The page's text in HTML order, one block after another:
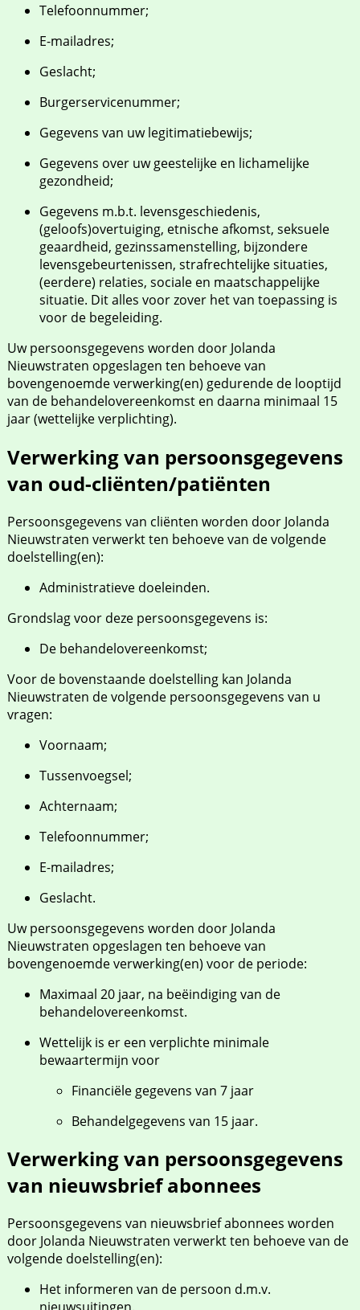
Telefoonnummer;
E-mailadres;
Geslacht;
Burgerservicenummer;
Gegevens van uw legitimatiebewijs;
Gegevens over uw geestelijke en lichamelijke
gezondheid;
Gegevens m.b.t. levensgeschiedenis,
(geloofs)overtuiging, etnische afkomst, seksuele
geaardheid, gezinssamenstelling, bijzondere
levensgebeurtenissen, strafrechtelijke situaties,
(eerdere) relaties, sociale en maatschappelijke
situatie. Dit alles voor zover het van toepassing is
voor de begeleiding.
Uw persoonsgegevens worden door Jolanda
Nieuwstraten opgeslagen ten behoeve van
bovengenoemde verwerking(en) gedurende de looptijd
van de behandelovereenkomst en daarna minimaal 15
jaar (wettelijke verplichting).
Verwerking van persoonsgegevens
van oud-cliënten/patiënten
Persoonsgegevens van cliënten worden door Jolanda
Nieuwstraten verwerkt ten behoeve van de volgende
doelstelling(en):
Administratieve doeleinden.
Grondslag voor deze persoonsgegevens is:
De behandelovereenkomst;
Voor de bovenstaande doelstelling kan Jolanda
Nieuwstraten de volgende persoonsgegevens van u
vragen:
Voornaam;
Tussenvoegsel;
Achternaam;
Telefoonnummer;
E-mailadres;
Geslacht.
Uw persoonsgegevens worden door Jolanda
Nieuwstraten opgeslagen ten behoeve van
bovengenoemde verwerking(en) voor de periode:
Maximaal 20 jaar, na beëindiging van de
behandelovereenkomst.
Wettelijk is er een verplichte minimale
bewaartermijn voor
Financiële gegevens van 7 jaar
Behandelgegevens van 15 jaar.
Verwerking van persoonsgegevens
van nieuwsbrief abonnees
Persoonsgegevens van nieuwsbrief abonnees worden
door Jolanda Nieuwstraten verwerkt ten behoeve van de
volgende doelstelling(en):
Het informeren van de persoon d.m.v.